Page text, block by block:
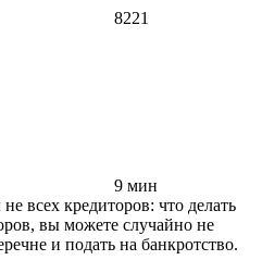
8221
9 мин
всех кредиторов: что делать
вы можете случайно не
и подать на банкротство.